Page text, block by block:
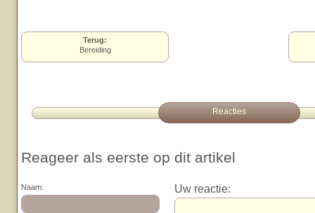
Terug:
Bereiding
Reacties
Reageer als eerste op dit artikel
Naam: Uw reactie: